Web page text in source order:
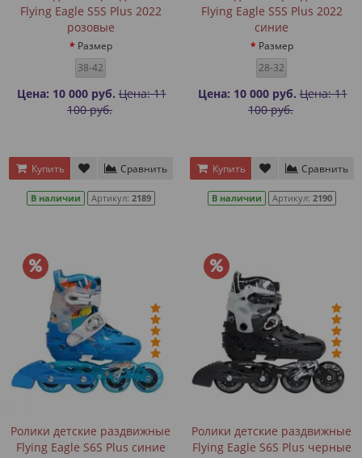
Flying Eagle S5S Plus 2022
розовые
Размер
38-42
Цена: 10 000 руб. Цена: 11
100 руб.
Купить Сравнить
В наличии Артикул: 2189
Flying Eagle S5S Plus 2022
синие
Размер
28-32
Цена: 10 000 руб. Цена: 11
100 руб.
Купить Сравнить
В наличии Артикул: 2190
Ролики детские раздвижные
Flying Eagle S6S Plus синие
Ролики детские раздвижные
Flying Eagle S6S Plus черные